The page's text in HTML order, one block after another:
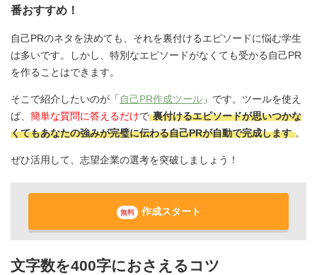
番おすすめ！
自己PRのネタを決めても、それを裏付けるエピソードに悩む学生
は多いです。しかし、特別なエピソードがなくても受かる自己PR
を作ることはできます。
そこで紹介したいのが「 自己PR作成ツール 」です。ツールを使え
ば、 簡単な質問に答えるだけで 裏付けるエピソードが思いつかな
くてもあなたの強みが完璧に伝わる自己PRが自動で完成します 。
ぜひ活用して、志望企業の選考を突破しましょう！
無料 作成スタート
文字数を400字におさえるコツ